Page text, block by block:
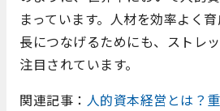
まっています。人材を効率よく
長につなげるためにも、ストレ
注目されています。
関連記事： 人的資本経営とは？